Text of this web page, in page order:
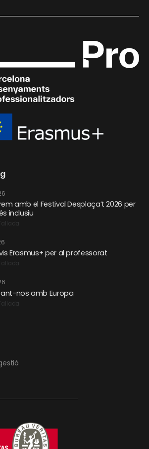
amb el Festival Desplaça’t 2026 per
inclusiu
Erasmus+ per al professorat
nos amb Europa